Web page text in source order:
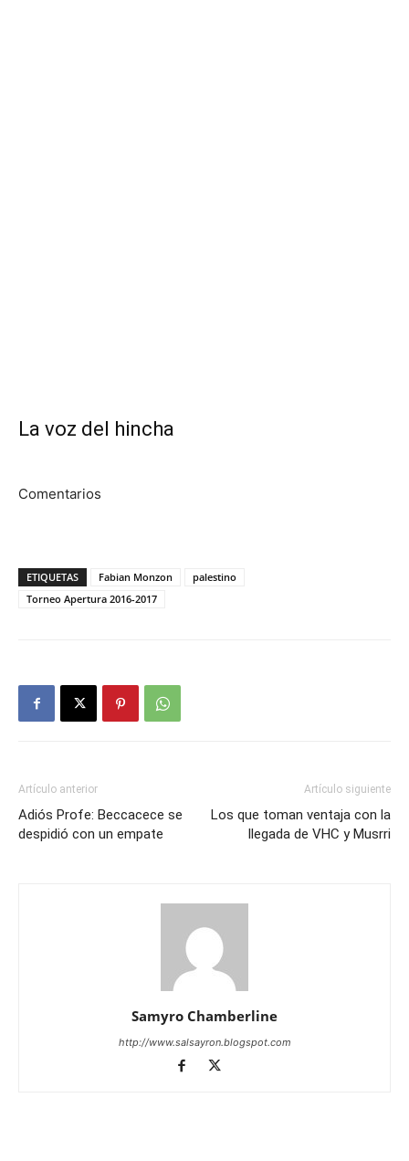
La voz del hincha
Comentarios
ETIQUETAS Fabian Monzon
palestino
Torneo Apertura 2016-2017
Artículo anterior
Adiós Profe: Beccacece se
despidió con un empate
Artículo siguiente
Los que toman ventaja con la
llegada de VHC y Musrri
Samyro Chamberline
http://www.salsayron.blogspot.com